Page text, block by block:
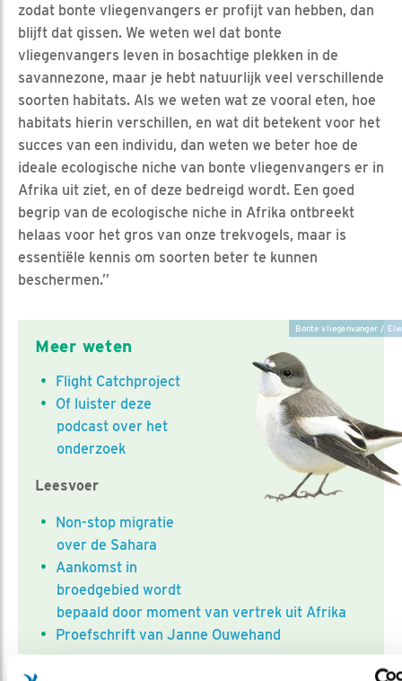
zodat bonte vliegenvangers er profijt van hebben, dan
blijft dat gissen. We weten wel dat bonte
vliegenvangers leven in bosachtige plekken in de
savannezone, maar je hebt natuurlijk veel verschillende
soorten habitats. Als we weten wat ze vooral eten, hoe
habitats hierin verschillen, en wat dit betekent voor het
succes van een individu, dan weten we beter hoe de
ideale ecologische niche van bonte vliegenvangers er in
Afrika uit ziet, en of deze bedreigd wordt. Een goed
begrip van de ecologische niche in Afrika ontbreekt
helaas voor het gros van onze trekvogels, maar is
essentiële kennis om soorten beter te kunnen
beschermen.”
Bonte vliegenvanger /
Meer weten
Flight Catchproject
Of luister deze
podcast over het
onderzoek
Leesvoer
Non-stop migratie
over de Sahara
Aankomst in
broedgebied wordt
bepaald door moment van vertrek uit Afrika
Proefschrift van Janne Ouwehand